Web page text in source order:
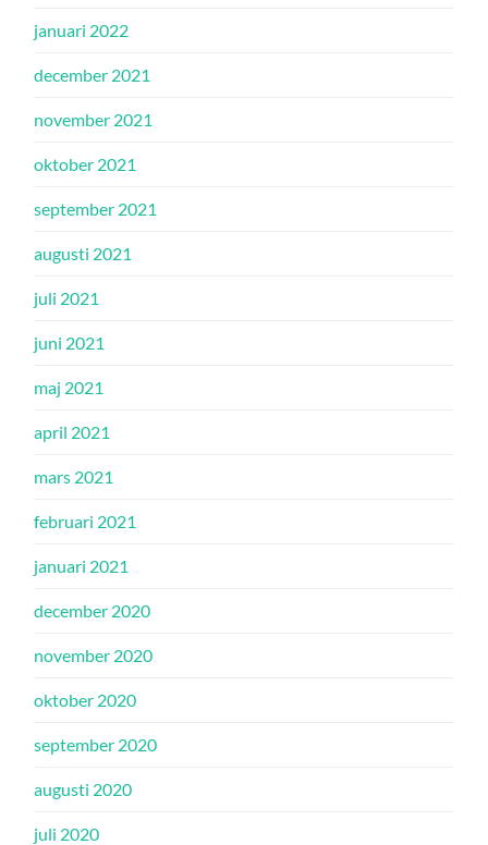
januari 2022
december 2021
november 2021
oktober 2021
september 2021
augusti 2021
juli 2021
juni 2021
maj 2021
april 2021
mars 2021
februari 2021
januari 2021
december 2020
november 2020
oktober 2020
september 2020
augusti 2020
juli 2020